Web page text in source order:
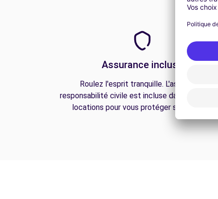
Assurance incluse
Roulez l'esprit tranquille. L'assurance
responsabilité civile est incluse dans toutes
locations pour vous protéger sur la route.